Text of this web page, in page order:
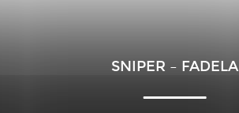
SNIPER – FADELA